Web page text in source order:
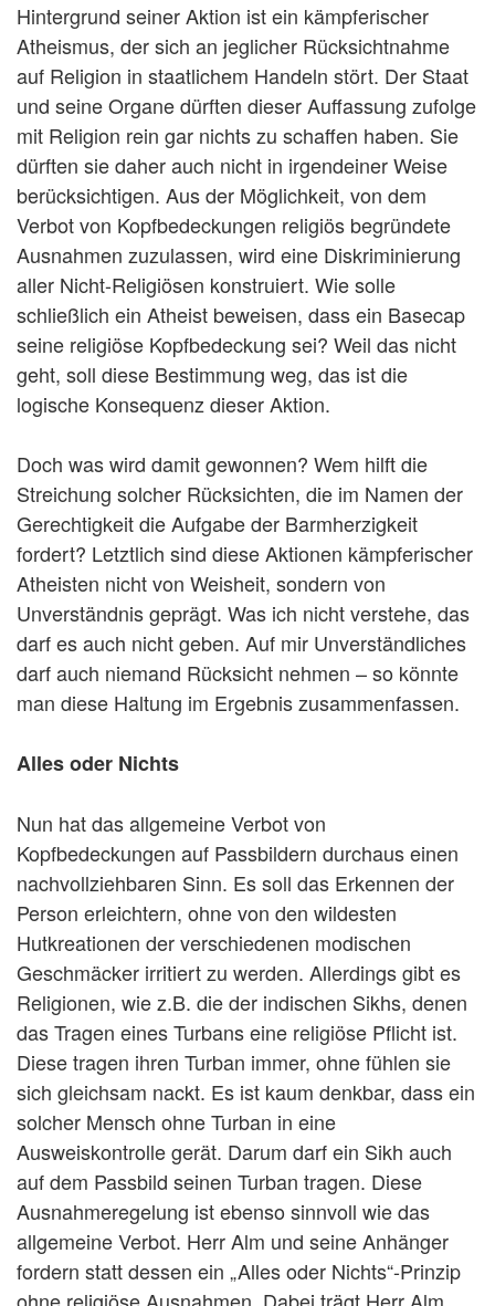
Hintergrund seiner Aktion ist ein kämpferischer
Atheismus, der sich an jeglicher Rücksichtnahme
auf Religion in staatlichem Handeln stört. Der Staat
und seine Organe dürften dieser Auffassung zufolge
mit Religion rein gar nichts zu schaffen haben. Sie
dürften sie daher auch nicht in irgendeiner Weise
berücksichtigen. Aus der Möglichkeit, von dem
Verbot von Kopfbedeckungen religiös begründete
Ausnahmen zuzulassen, wird eine Diskriminierung
aller Nicht-Religiösen konstruiert. Wie solle
schließlich ein Atheist beweisen, dass ein Basecap
seine religiöse Kopfbedeckung sei? Weil das nicht
geht, soll diese Bestimmung weg, das ist die
logische Konsequenz dieser Aktion.
Doch was wird damit gewonnen? Wem hilft die
Streichung solcher Rücksichten, die im Namen der
Gerechtigkeit die Aufgabe der Barmherzigkeit
fordert? Letztlich sind diese Aktionen kämpferischer
Atheisten nicht von Weisheit, sondern von
Unverständnis geprägt. Was ich nicht verstehe, das
darf es auch nicht geben. Auf mir Unverständliches
darf auch niemand Rücksicht nehmen – so könnte
man diese Haltung im Ergebnis zusammenfassen.
Alles oder Nichts
Nun hat das allgemeine Verbot von
Kopfbedeckungen auf Passbildern durchaus einen
nachvollziehbaren Sinn. Es soll das Erkennen der
Person erleichtern, ohne von den wildesten
Hutkreationen der verschiedenen modischen
Geschmäcker irritiert zu werden. Allerdings gibt es
Religionen, wie z.B. die der indischen Sikhs, denen
das Tragen eines Turbans eine religiöse Pflicht ist.
Diese tragen ihren Turban immer, ohne fühlen sie
sich gleichsam nackt. Es ist kaum denkbar, dass ein
solcher Mensch ohne Turban in eine
Ausweiskontrolle gerät. Darum darf ein Sikh auch
auf dem Passbild seinen Turban tragen. Diese
Ausnahmeregelung ist ebenso sinnvoll wie das
allgemeine Verbot. Herr Alm und seine Anhänger
fordern statt dessen ein „Alles oder Nichts“-Prinzip